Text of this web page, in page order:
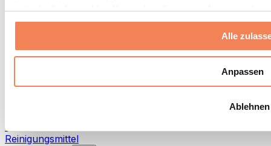
individuelle Auswahl treffen, indem Sie unter „Anpassen“
erlauben“ klicken.
Weitere Informationen über die Verarbeitung Ihrer Daten
Datenschutzerklärung
Alle
Anpassen
Ablehnen
Yoga & Pilates
Wandern
Rotlichttherapie
Waschmittel
Reinigungsmittel